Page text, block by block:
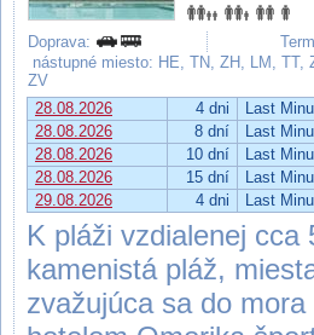
Doprava:
nástupné miesto: HE, TN, ZH, LM,
ZV
28.08.2026
4 dni Last
28.08.2026
8 dní Last
28.08.2026
10 dní Last
28.08.2026
15 dní Last
29.08.2026
4 dni Last
K pláži vzdialenej cca
kamenistá pláž,
zvažujúca sa do